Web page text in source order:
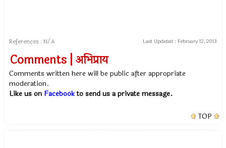
References : N/A Last Updated : February 12, 2013
Comments | अभिप्राय
Comments written here will be public after appropriate
moderation.
Like us on Facebookto send us a private message.
TOP